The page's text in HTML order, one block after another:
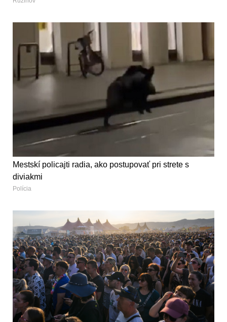
Mestskí policajti radia, ako postupovať pri strete s
diviakmi
Polícia